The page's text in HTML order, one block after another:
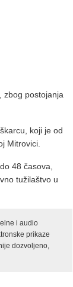
zbog postojanja
koji je od
Mitrovici.
48 časova,
tužilaštvo u
i audio
prikaze
dozvoljeno,